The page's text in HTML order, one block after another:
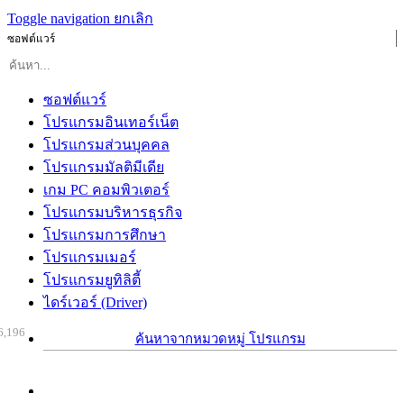
Toggle navigation ยกเลิก
ซอฟต์แวร์
ซอฟต์แวร์
โปรแกรมอินเทอร์เน็ต
โปรแกรมส่วนบุคคล
โปรแกรมมัลติมีเดีย
เกม PC คอมพิวเตอร์
โปรแกรมบริหารธุรกิจ
โปรแกรมการศึกษา
โปรแกรมเมอร์
โปรแกรมยูทิลิตี้
ไดร์เวอร์ (Driver)
ค้นหาจากหมวดหมู่ โปรแกรม